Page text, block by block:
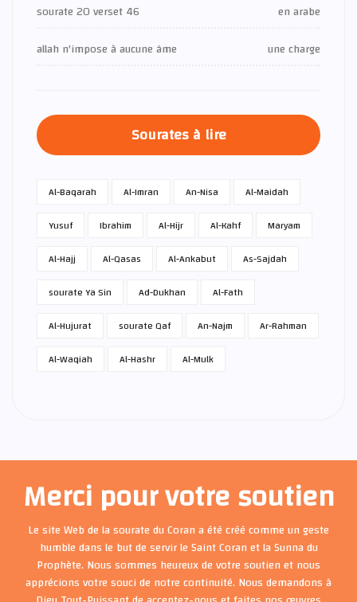
sourate 20 verset 46
en arabe
allah n'impose à aucune âme
une charge
Sourates à lire
Al-Baqarah Al-Imran An-Nisa
Al-Maidah
Yusuf
Ibrahim Al-Hijr Al-Kahf
Maryam
Al-Hajj
Al-Qasas Al-Ankabut
As-Sajdah
sourate Ya Sin
Ad-Dukhan
Al-Fath
Al-Hujurat
sourate Qaf An-Najm
Ar-Rahman
Al-Waqiah
Al-Hashr Al-Mulk
Merci pour votre soutien
Le site Web de la sourate du Coran a été créé comme un geste
humble dans le but de servir le Saint Coran et la Sunna du
Prophète. Nous sommes heureux de votre soutien et nous
apprécions votre souci de notre continuité. Nous demandons à